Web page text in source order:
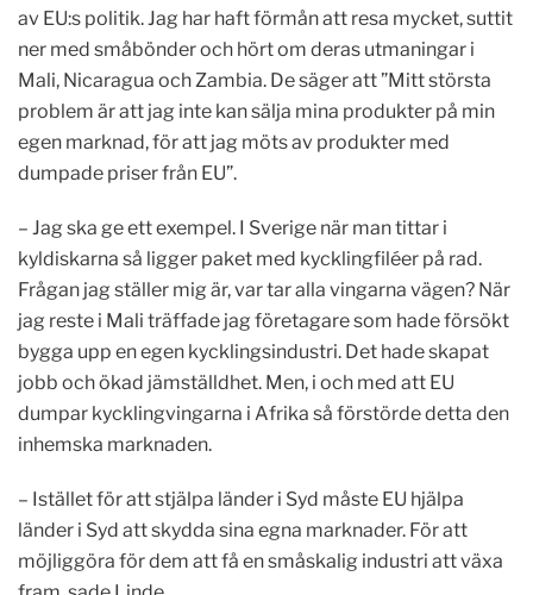
av EU:s politik. Jag har haft förmån att resa mycket, suttit
ner med småbönder och hört om deras utmaningar i
Mali, Nicaragua och Zambia. De säger att ”Mitt största
problem är att jag inte kan sälja mina produkter på min
egen marknad, för att jag möts av produkter med
dumpade priser från EU”.
– Jag ska ge ett exempel. I Sverige när man tittar i
kyldiskarna så ligger paket med kycklingfiléer på rad.
Frågan jag ställer mig är, var tar alla vingarna vägen? När
jag reste i Mali träffade jag företagare som hade försökt
bygga upp en egen kycklingsindustri. Det hade skapat
jobb och ökad jämställdhet. Men, i och med att EU
dumpar kycklingvingarna i Afrika så förstörde detta den
inhemska marknaden.
– Istället för att stjälpa länder i Syd måste EU hjälpa
länder i Syd att skydda sina egna marknader. För att
möjliggöra för dem att få en småskalig industri att växa